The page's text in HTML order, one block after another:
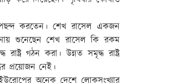
পছন্দ করতেন। শেখ রাসেল একজন
শুনেছেন শেখ রাসেল কি রকম
গঠন করা। উন্নত সমৃদ্ধ রাষ্ট্র
প্রয়োজন নেই।